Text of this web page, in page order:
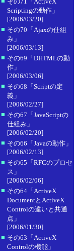
Scriptingの動作」
[2006/03/20]
■ その70「Ajaxの仕組
み」
[2006/03/13]
■ その69「DHTMLの動
作」
[2006/03/06]
■ その68「Scriptの定
義」
[2006/02/27]
■ その67「JavaScriptの
仕組み」
[2006/02/20]
■ その66「Javaの動作」
[2006/02/13]
■ その65「RFCのプロセ
ス」
[2006/02/06]
■ その64「ActiveX
DocumentとActiveX
Controlの違いと共通
点」
[2006/01/30]
■ その63「ActiveX
Controlの機能」